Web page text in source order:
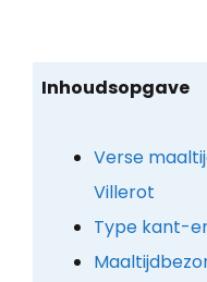
Inhoudsopgave
Verse
Villerot
Type kant-